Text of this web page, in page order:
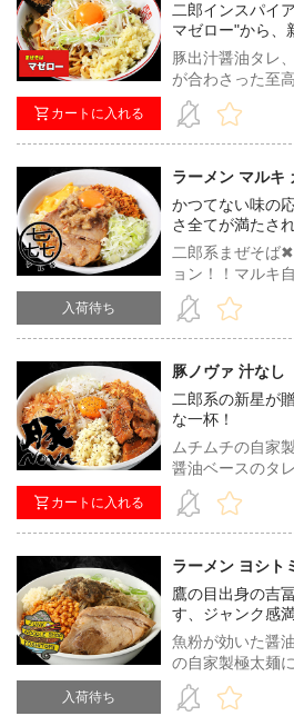
カートに入れる
二郎インスパイ
マゼロー"から、
登場！！！
豚出汁醤油タレ
が合わさった至
大、自由自在な
一杯を！
入荷待ち
ラーメン マルキ
かつてない味の
さ全てが満たさ
誕生！！
二郎系まぜそば
ョン！！マルキ
レー、アブラが
わいは、まさに
カートに入れる
豚ノヴァ 汁なし
二郎系の新星が
な一杯！
ムチムチの自家
醤油ベースのタ
る満足感のある
ア！
入荷待ち
ラーメン ヨシト
鷹の目出身の吉
す、ジャンク感
魚粉が効いた醤
の自家製極太麺
レードマークの
様の一杯をご自宅